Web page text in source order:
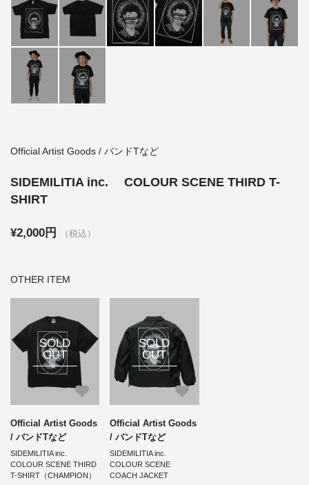
Official Artist Goods / バンドTなど
SIDEMILITIA inc. COLOUR SCENE THIRD T-
SHIRT
¥2,000円 （税込）
OTHER ITEM
SOLD
OUT
Official Artist Goods
/ バンドTなど
SIDEMILITIA inc.
COLOUR SCENE THIRD
T-SHIRT（CHAMPION）
SOLD
OUT
Official Artist Goods
/ バンドTなど
SIDEMILITIA inc.
COLOUR SCENE
COACH JACKET